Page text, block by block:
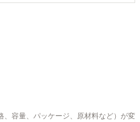
容量、パッケージ、原材料など）が変